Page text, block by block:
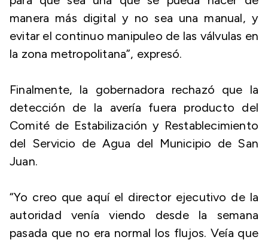
manera más digital y no sea una manual, y
evitar el continuo manipuleo de las válvulas en
la zona metropolitana”, expresó.
Finalmente, la gobernadora rechazó que la
detección de la avería fuera producto del
Comité de Estabilización y Restablecimiento
del Servicio de Agua del Municipio de San
Juan.
“Yo creo que aquí el director ejecutivo de la
autoridad venía viendo desde la semana
pasada que no era normal los flujos. Veía que